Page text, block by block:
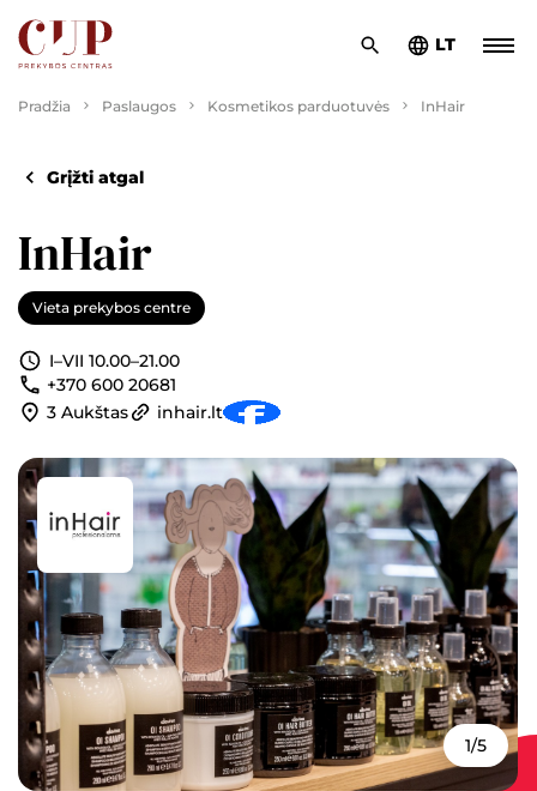
LT
Pradžia Paslaugos Kosmetikos parduotuvės InHair
Grįžti atgal
InHair
Vieta prekybos centre
I–VII 10.00–21.00
+370 600 20681
3 Aukštas
inhair.lt
1/5